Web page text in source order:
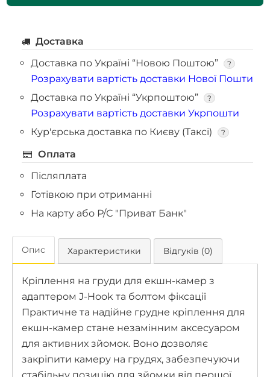
Доставка
Доставка по Україні “Новою Поштою”
?
Розрахувати вартість доставки Нової Пошти
Доставка по Україні “Укрпоштою”
?
Розрахувати вартість доставки Укрпошти
Кур'єрська доставка по Києву (Таксі)
?
Оплата
Післяплата
Готівкою при отриманні
На карту або Р/С "Приват Банк"
Опис Характеристики Відгуків (0)
Кріплення на груди для екшн-камер з
адаптером J-Hook та болтом фіксації
Практичне та надійне грудне кріплення для
екшн-камер стане незамінним аксесуаром
для активних зйомок. Воно дозволяє
закріпити камеру на грудях, забезпечуючи
стабільну позицію для зйомки від першої